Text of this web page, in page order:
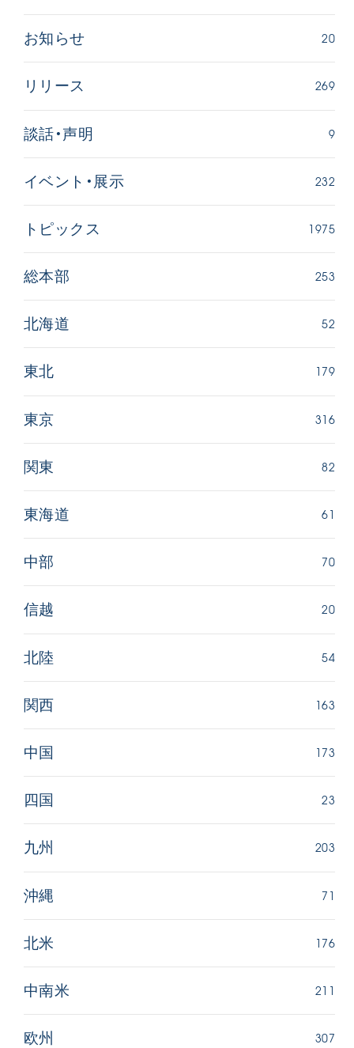
2026.08.06
お知らせ 20
リリース 269
談話・声明 9
イベント・展示 232
トピックス 1975
総本部 253
北海道 52
東北 179
東京 316
関東 82
東海道 61
中部 70
信越 20
北陸 54
関西 163
中国 173
四国 23
九州 203
沖縄 71
北米 176
中南米 211
欧州 307